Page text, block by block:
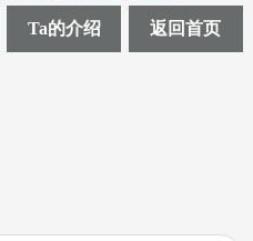
Ta的介绍 返回首页